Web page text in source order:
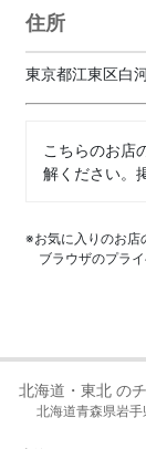
住所
東京都江東区白
こちらのお店
解ください。
※お気に入りのお店
ブラウザのプラ
北海道・東北 の
北海道青森県岩手